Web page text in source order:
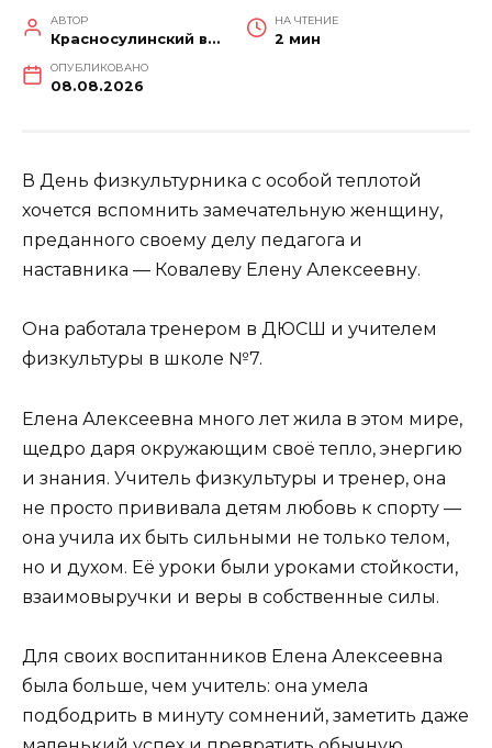
АВТОР
Красносулинский вестник
НА ЧТЕНИЕ
2 мин
ОПУБЛИКОВАНО
08.08.2026
В День физкультурника с особой теплотой
хочется вспомнить замечательную женщину,
преданного своему делу педагога и
наставника — Ковалеву Елену Алексеевну.
Она работала тренером в ДЮСШ и учителем
физкультуры в школе №7.
Елена Алексеевна много лет жила в этом мире,
щедро даря окружающим своё тепло, энергию
и знания. Учитель физкультуры и тренер, она
не просто прививала детям любовь к спорту —
она учила их быть сильными не только телом,
но и духом. Её уроки были уроками стойкости,
взаимовыручки и веры в собственные силы.
Для своих воспитанников Елена Алексеевна
была больше, чем учитель: она умела
подбодрить в минуту сомнений, заметить даже